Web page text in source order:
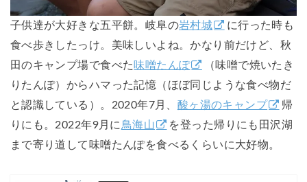
子供達が大好きな五平餅。岐阜の岩村城
に行った時も
食べ歩きしたっけ。美味しいよね。かなり前だけど、秋
田のキャンプ場で食べた味噌たんぽ
（味噌で焼いたき
りたんぽ）からハマった記憶（ほぼ同じような食べ物だ
と認識している）。2020年7月、 酸ヶ湯のキャンプ
帰
りにも。2022年9月に鳥海山
を登った帰りにも田沢湖
まで寄り道して味噌たんぽを食べるくらいに大好物。